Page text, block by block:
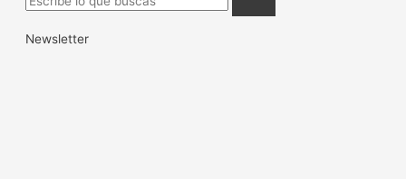
Newsletter